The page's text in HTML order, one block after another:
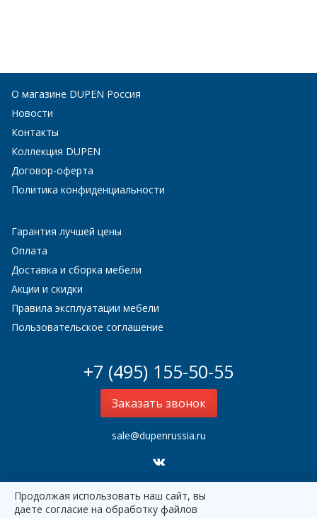
О магазине DUPEN Россия
Новости
Контакты
Коллекция DUPEN
Договор-оферта
Политика конфиденциальности
Гарантия лучшей цены
Оплата
Доставка и сборка мебели
Акции и скидки
Правила эксплуатации мебели
Пользовательское соглашение
+7 (495) 155-50-55
Заказать звонок
sale@dupenrussia.ru
Dupen Россия 2000–2026
Продолжая использовать наш сайт, вы
даете согласие на обработку файлов